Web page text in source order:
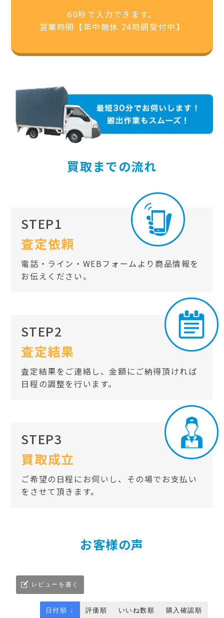
60秒で入力できます。
営業時間【年中無休 24時間受付中】
買取までの流れ
STEP1
査定依頼
電話・ライン・WEBフォームより商品情報を
お伝えください。
STEP2
査定結果
査定結果をご連絡し、金額にご納得頂ければ
日程の調整を行います。
STEP3
買取成立
ご希望の日程にお伺いし、その場でお支払い
をさせて頂きます。
お客様の声
レビューを書く
日付順 ↓ 評価順 いいね数順 購入確認順